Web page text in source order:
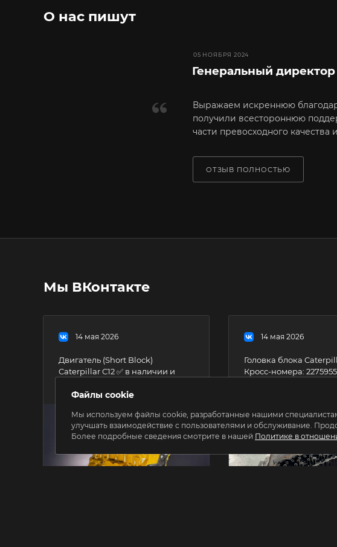
О нас пишут
05 НОЯБРЯ 2024
Генеральный
Выражаем искреннюю
получили всестороннюю
части превосходного
ОТЗЫВ ПОЛНОСТЬЮ
Мы ВКонтакте
14 мая 2026
Двигатель (Short Bloсk)
Caterpillar C12 ✅ в наличии и
двигатели – основная
компании. Мы предлагаем вам
собственное производство
лонг-блоков, шорт-блоков для
дизельных двигателей с
14 мая 2026
Головка блока
Кросс-номера:
https://harper.su/
Файлы cookie
Мы используем файлы cookie, разработанные нашими
улучшать взаимодействие с пользователями и обслуживание.
Более подробные сведения смотрите в нашей Политике в